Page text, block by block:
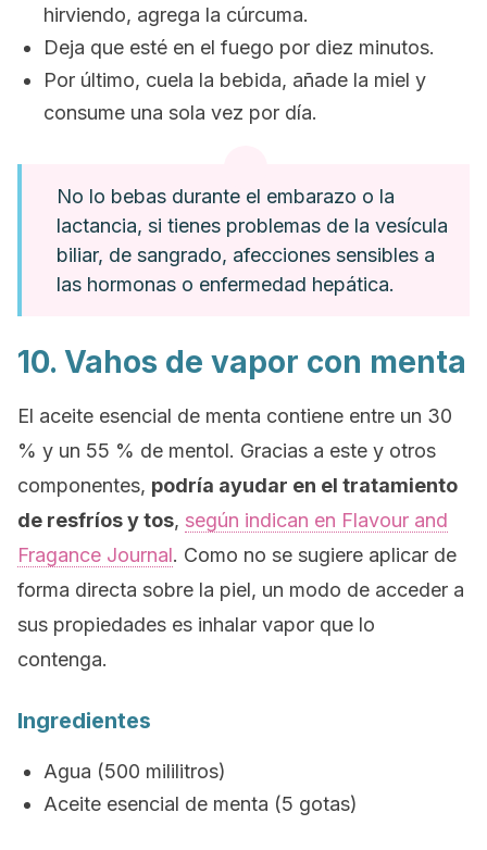
hirviendo, agrega la cúrcuma.
Deja que esté en el fuego por diez minutos.
Por último, cuela la bebida, añade la miel y
consume una sola vez por día.
No lo bebas durante el embarazo o la
lactancia, si tienes problemas de la vesícula
biliar, de sangrado, afecciones sensibles a
las hormonas o enfermedad hepática.
10. Vahos de vapor con menta
El aceite esencial de menta contiene entre un 30
% y un 55 % de mentol. Gracias a este y otros
componentes, podría ayudar en el tratamiento
de resfríos y tos, según indican en Flavour and
Fragance Journal. Como no se sugiere aplicar de
forma directa sobre la piel, un modo de acceder a
sus propiedades es inhalar vapor que lo
contenga.
Ingredientes
Agua (500 mililitros)
Aceite esencial de menta (5 gotas)